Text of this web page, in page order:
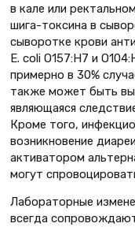
в кале или
шига-токсина в
сыворотке крови
E. сoli O157:H7 и
примерно в 30%
также может быть
являющаяся
Кроме того,
возникновение
активатором
могут
Лабораторные
всегда